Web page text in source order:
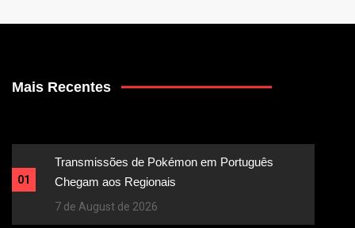
Mais Recentes
01
Transmissões de Pokémon em Português
Chegam aos Regionais
7 de August de 2026